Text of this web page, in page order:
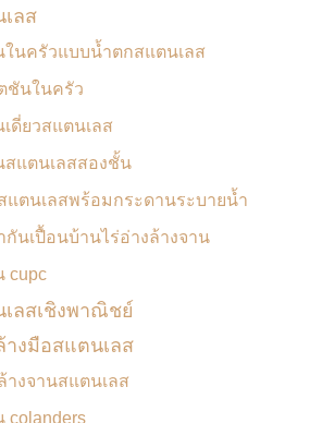
ลส
ในครัวแบบน้ำตกสแตนเลส
ชันในครัว
ดี่ยวสแตนเลส
สแตนเลสสองชั้น
แตนเลสพร้อมกระดานระบายน้ำ
กันเปื้อนบ้านไร่อ่างล้างจาน
cupc
ลสเชิงพาณิชย์
งมือสแตนเลส
างจานสแตนเลส
colanders